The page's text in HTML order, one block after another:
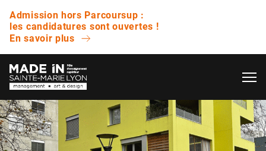
Admission hors Parcoursup :
les candidatures sont ouvertes !
En savoir plus
L’ÉCOLE
QUESTIONS FRÉQUENTES